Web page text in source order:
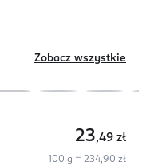
Zobacz wszystkie
23,49 zł
100 g = 234,90 zł